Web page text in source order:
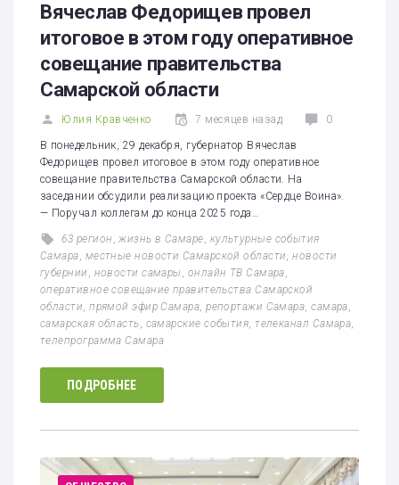
Вячеслав Федорищев провел
итоговое в этом году оперативное
совещание правительства
Самарской области
Юлия Кравченко 7 месяцев назад 0
В понедельник, 29 декабря, губернатор Вячеслав
Федорищев провел итоговое в этом году оперативное
совещание правительства Самарской области. На
заседании обсудили реализацию проекта «Сердце Воина».
— Поручал коллегам до конца 2025 года…
63 регион ,жизнь в Самаре, культурные события
Самара, местные новости Самарской области,новости
губернии , новости самары , онлайн ТВ Самара,
оперативное совещание правительства Самарской
области,прямой эфир Самара,репортажи Самара,самара,
самарская область, самарские события,телеканал Самара,
телепрограмма Самара
ПОДРОБНЕЕ